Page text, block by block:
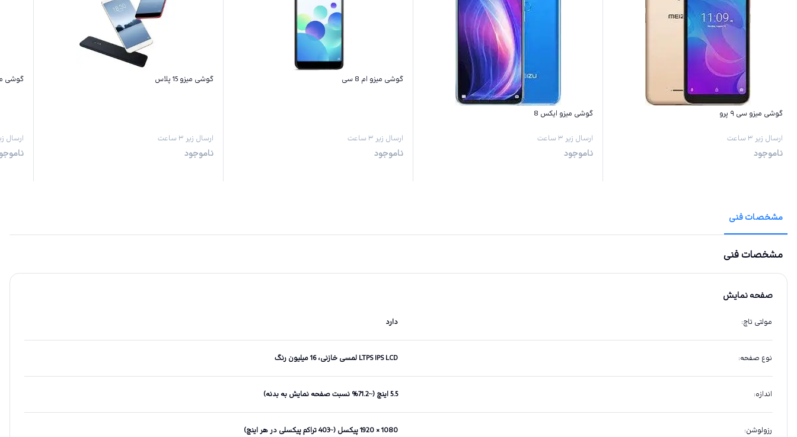
گوشی میزو سی ۹ پرو
ارسال زیر ۳ ساعت
ناموجود
گوشی میزو ایکس 8
ارسال زیر ۳ ساعت
ناموجود
گوشی میزو ام 8 سی
ارسال زیر ۳ ساعت
ناموجود
گوشی میزو 15 پلاس
ارسال زیر ۳ ساعت
ناموجود
گوشی
ارسال زیر ۳
مشخصات فنی
مشخصات فنی
صفحه نمایش
مولتی تاچ: دارد
نوع صفحه: LTPS IPS LCD لمسی خازنی، 16 میلیون رنگ
اندازه: 5.5 اینچ (~71.2% نسبت صفحه نمایش به بدنه)
رزولوشن: 1080 × 1920 پیکسل (~403 تراکم پیکسلی در هر اینچ)